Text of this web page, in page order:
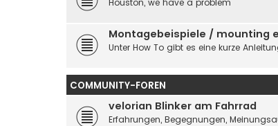
Montagebeispiele / mounting
Unter How To gibt es eine kurze
COMMUNITY-FOREN
velorian Blinker am Fahrrad
Erfahrungen, Begegnungen,